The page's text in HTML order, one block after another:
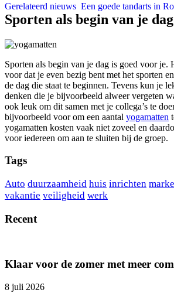
Gerelateerd nieuws Een goede tandarts in
Sporten als begin van je dag
Sporten als begin van je dag is goed voor je.
voor dat je even bezig bent met het sporten
de dag die staat te beginnen. Tevens kun je
denken die je bijvoorbeeld alweer vergeten
ook leuk om dit samen met je collega’s te
bijvoorbeeld voor om een aantal yogamatten
yogamatten kosten vaak niet zoveel en
voor iedereen om aan te sluiten bij de groep.
Tags
Auto duurzaamheid huis inrichten
vakantie veiligheid werk
Recent
Klaar voor de zomer met meer
8 juli 2026